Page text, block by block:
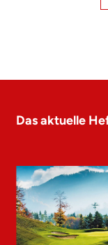
Das aktuelle